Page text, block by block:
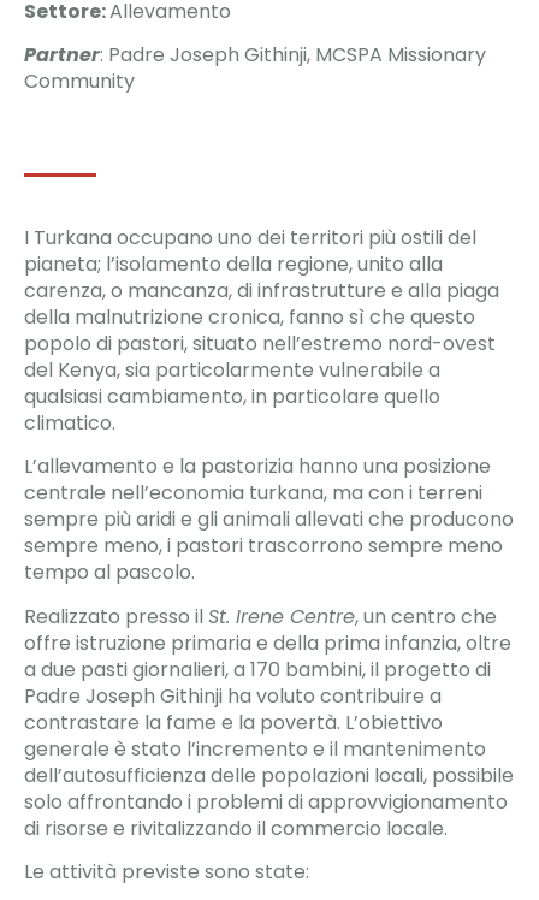
Settore:Allevamento
Partner: Padre Joseph Githinji, MCSPA Missionary
Community
I Turkana occupano uno dei territori più ostili del
pianeta; l’isolamento della regione, unito alla
carenza, o mancanza, di infrastrutture e alla piaga
della malnutrizione cronica, fanno sì che questo
popolo di pastori, situato nell’estremo nord-ovest
del Kenya, sia particolarmente vulnerabile a
qualsiasi cambiamento, in particolare quello
climatico.
L’allevamento e la pastorizia hanno una posizione
centrale nell’economia turkana, ma con i terreni
sempre più aridi e gli animali allevati che producono
sempre meno, i pastori trascorrono sempre meno
tempo al pascolo.
Realizzato presso il St. Irene Centre, un centro che
offre istruzione primaria e della prima infanzia, oltre
a due pasti giornalieri, a 170 bambini, il progetto di
Padre Joseph Githinji ha voluto contribuire a
contrastare la fame e la povertà. L’obiettivo
generale è stato l’incremento e il mantenimento
dell’autosufficienza delle popolazioni locali, possibile
solo affrontando i problemi di approvvigionamento
di risorse e rivitalizzando il commercio locale.
Le attività previste sono state: